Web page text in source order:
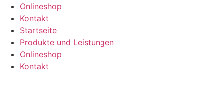
Onlineshop
Kontakt
Startseite
Produkte und Leistungen
Onlineshop
Kontakt